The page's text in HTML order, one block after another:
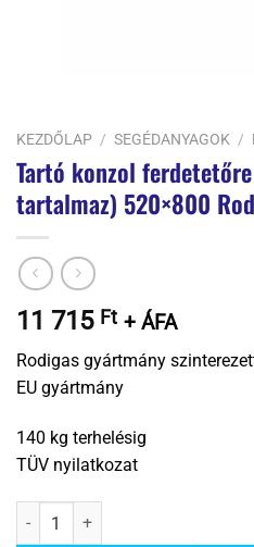
KEZDŐLAP / SEGÉDANYAGOK /
Tartó konzol
tartalmaz) 520×800
11 715 Ft + ÁFA
Rodigas gyártmány
EU gyártmány
140 kg terhelésig
TÜV nyilatkozat
Tartó konzol ferdetetőre